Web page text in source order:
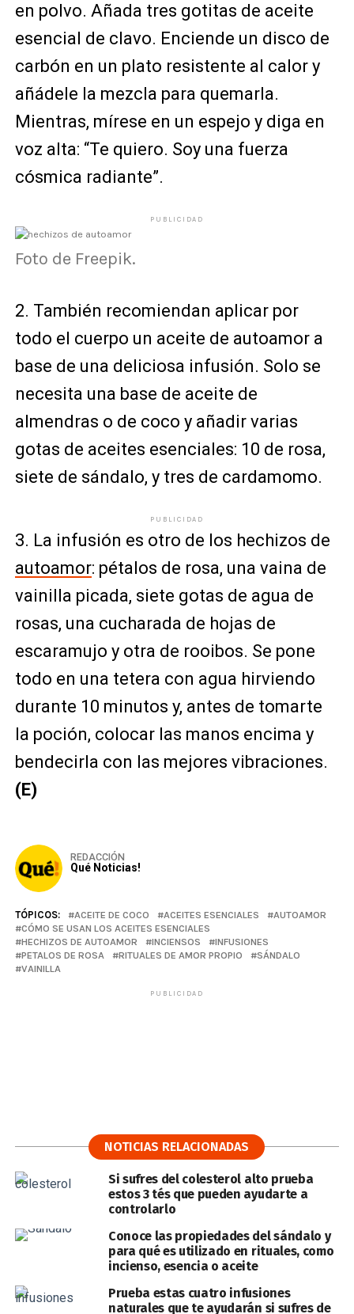
en polvo. Añada tres gotitas de aceite
esencial de clavo. Enciende un disco de
carbón en un plato resistente al calor y
añádele la mezcla para quemarla.
Mientras, mírese en un espejo y diga en
voz alta: “Te quiero. Soy una fuerza
cósmica radiante”.
PUBLICIDAD
Foto de Freepik.
2. También recomiendan aplicar por
todo el cuerpo un aceite de autoamor a
base de una deliciosa infusión. Solo se
necesita una base de aceite de
almendras o de coco y añadir varias
gotas de aceites esenciales: 10 de rosa,
siete de sándalo, y tres de cardamomo.
PUBLICIDAD
3. La infusión es otro de los hechizos de
autoamor: pétalos de rosa, una vaina de
vainilla picada, siete gotas de agua de
rosas, una cucharada de hojas de
escaramujo y otra de rooibos. Se pone
todo en una tetera con agua hirviendo
durante 10 minutos y, antes de tomarte
la poción, colocar las manos encima y
bendecirla con las mejores vibraciones.
(E)
REDACCIÓN
Qué Noticias!
TÓPICOS: ACEITE DE COCO ACEITES ESENCIALES
AUTOAMOR
CÓMO SE USAN LOS ACEITES ESENCIALES
HECHIZOS DE AUTOAMOR
INCIENSOS
INFUSIONES
PETALOS DE ROSA
RITUALES DE AMOR PROPIO
SÁNDALO
VAINILLA
PUBLICIDAD
NOTICIAS RELACIONADAS
Si sufres del colesterol alto prueba
estos 3 tés que pueden ayudarte a
controlarlo
Conoce las propiedades del sándalo y
para qué es utilizado en rituales, como
incienso, esencia o aceite
Prueba estas cuatro infusiones
naturales que te ayudarán si sufres de